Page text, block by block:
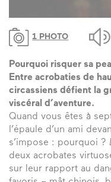
1 PHOTO
Pourquoi risquer sa
Entre acrobaties de
circassiens défient la
viscéral d’aventure.
Quand vous êtes à
l’épaule d’un ami
s’impose : pourquoi ?
deux acrobates
sur leur rapport au